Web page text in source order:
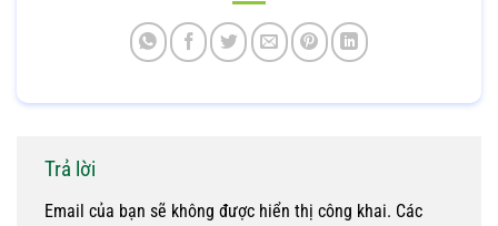
Trả lời
Email của bạn sẽ không được hiển thị công khai. Các